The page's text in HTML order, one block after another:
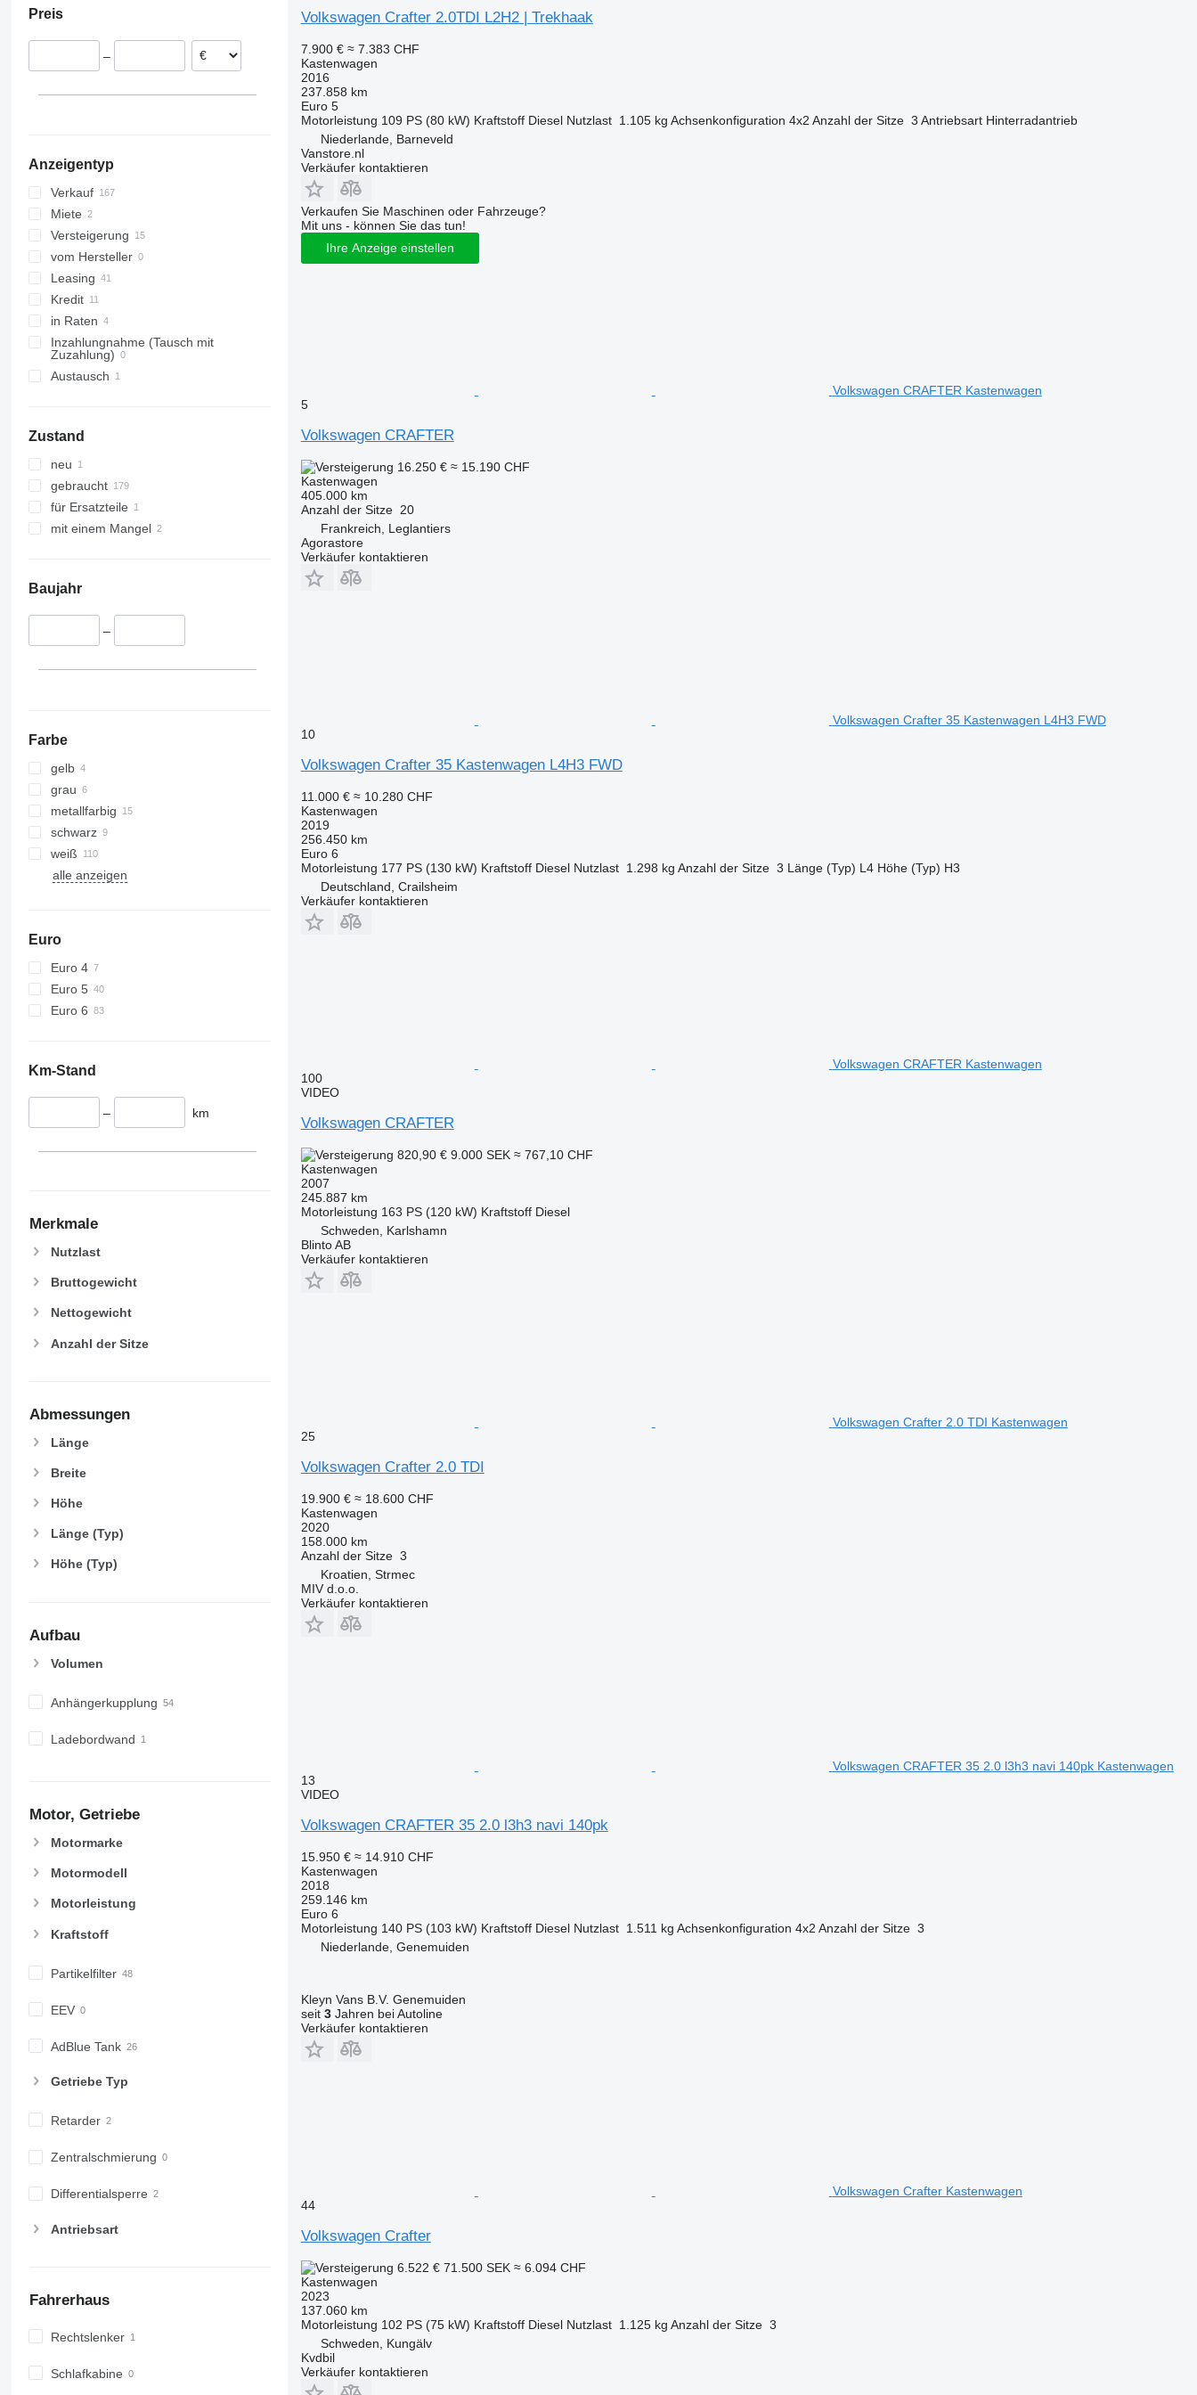
Tschechien
Spanien
Preis
–
Anzeigentyp
Verkauf
Miete
Versteigerung
vom Hersteller
Leasing
Kredit
in Raten
Inzahlungnahme (Tausch mit
Zuzahlung)
Austausch
Zustand
neu
gebraucht
für Ersatzteile
mit einem Mangel
Baujahr
–
Farbe
gelb
grau
metallfarbig
schwarz
weiß
alle anzeigen
Euro
Euro 4
Euro 5
Euro 6
Km-Stand
– km
Merkmale
Nutzlast
Bruttogewicht
Nettogewicht
Anzahl der Sitze
Abmessungen
Länge
Breite
Höhe
Länge (Typ)
Höhe (Typ)
Aufbau
Volumen
Anhängerkupplung
Ladebordwand
Motor, Getriebe
Motormarke
Motormodell
Motorleistung
Kraftstoff
Partikelfilter
EEV
AdBlue Tank
Getriebe Typ
Retarder
Zentralschmierung
Differentialsperre
Antriebsart
Fahrerhaus
Rechtslenker
Schlafkabine
Volkswagen Crafter 2.0TDI L2H2 | Trekhaak
7.900 € ≈ 7.383 CHF
Kastenwagen
2016
237.858 km
Euro 5
Motorleistung 109 PS (80 kW) Kraftstoff Diesel Nutzlast 1.105 kg Achsenkonfiguration 4x2 Anzahl der Sitze 3 Antriebsart Hinterradantrieb
Niederlande, Barneveld
Vanstore.nl
Verkäufer kontaktieren
Verkaufen Sie Maschinen oder Fahrzeuge?
Mit uns - können Sie das tun!
Ihre Anzeige einstellen
Volkswagen CRAFTER Kastenwagen
5
Volkswagen CRAFTER
16.250 € ≈ 15.190 CHF
Kastenwagen
405.000 km
Anzahl der Sitze 20
Frankreich, Leglantiers
Agorastore
Verkäufer kontaktieren
Volkswagen Crafter 35 Kastenwagen L4H3 FWD
10
Volkswagen Crafter 35 Kastenwagen L4H3 FWD
11.000 € ≈ 10.280 CHF
Kastenwagen
2019
256.450 km
Euro 6
Motorleistung 177 PS (130 kW) Kraftstoff Diesel Nutzlast 1.298 kg Anzahl der Sitze 3 Länge (Typ) L4 Höhe (Typ) H3
Deutschland, Crailsheim
Verkäufer kontaktieren
Volkswagen CRAFTER Kastenwagen
100
VIDEO
Volkswagen CRAFTER
820,90 € 9.000 SEK ≈ 767,10 CHF
Kastenwagen
2007
245.887 km
Motorleistung 163 PS (120 kW) Kraftstoff Diesel
Schweden, Karlshamn
Blinto AB
Verkäufer kontaktieren
Volkswagen Crafter 2.0 TDI Kastenwagen
25
Volkswagen Crafter 2.0 TDI
19.900 € ≈ 18.600 CHF
Kastenwagen
2020
158.000 km
Anzahl der Sitze 3
Kroatien, Strmec
MIV d.o.o.
Verkäufer kontaktieren
Volkswagen CRAFTER 35 2.0 l3h3 navi 140pk Kastenwagen
13
VIDEO
Volkswagen CRAFTER 35 2.0 l3h3 navi 140pk
15.950 € ≈ 14.910 CHF
Kastenwagen
2018
259.146 km
Euro 6
Motorleistung 140 PS (103 kW) Kraftstoff Diesel Nutzlast 1.511 kg Achsenkonfiguration 4x2 Anzahl der Sitze 3
Niederlande, Genemuiden
Kleyn Vans B.V. Genemuiden
seit 3Jahren bei Autoline
Verkäufer kontaktieren
Volkswagen Crafter Kastenwagen
44
Volkswagen Crafter
6.522 € 71.500 SEK ≈ 6.094 CHF
Kastenwagen
2023
137.060 km
Motorleistung 102 PS (75 kW) Kraftstoff Diesel Nutzlast 1.125 kg Anzahl der Sitze 3
Schweden, Kungälv
Kvdbil
Verkäufer kontaktieren